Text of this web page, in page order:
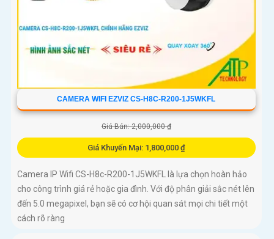
CAMERA WIFI EZVIZ CS-H8C-R200-1J5WKFL
Giá Bán: 2,000,000 ₫
Giá Khuyến Mại: 1,800,000 ₫
Camera IP Wifi CS-H8c-R200-1J5WKFL là lựa chọn hoàn hảo
cho công trình giá rẻ hoặc gia đình. Với độ phân giải sắc nét lên
đến 5.0 megapixel, bạn sẽ có cơ hội quan sát mọi chi tiết một
cách rõ ràng